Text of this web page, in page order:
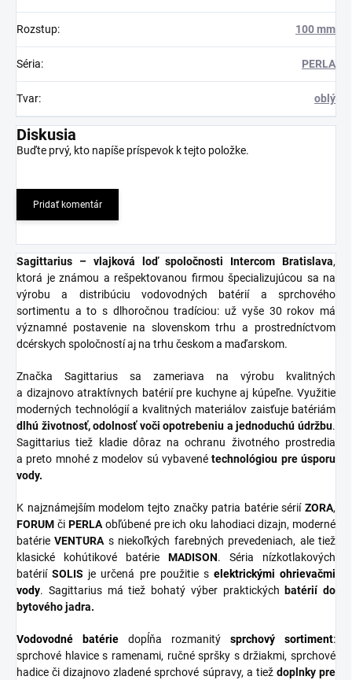
Rozstup: 100 mm
Séria: PERLA
Tvar: oblý
Diskusia
Buďte prvý, kto napíše príspevok k tejto položke.
Pridať komentár
Sagittarius – vlajková loď spoločnosti Intercom Bratislava,
ktorá je známou a rešpektovanou firmou špecializujúcou sa na
výrobu a distribúciu vodovodných batérií a sprchového
sortimentu a to s dlhoročnou tradíciou: už vyše 30 rokov má
významné postavenie na slovenskom trhu a prostredníctvom
dcérskych spoločností aj na trhu českom a maďarskom.
Značka Sagittarius sa zameriava na výrobu kvalitných
a dizajnovo atraktívnych batérií pre kuchyne aj kúpeľne. Využitie
moderných technológií a kvalitných materiálov zaisťuje batériám
dlhú životnosť, odolnosť voči opotrebeniu a jednoduchú údržbu.
Sagittarius tiež kladie dôraz na ochranu životného prostredia
a preto mnohé z modelov sú vybavenétechnológiou pre úsporu
vody.
K najznámejším modelom tejto značky patria batérie sérií ZORA,
FORUM či PERLAobľúbené pre ich oku lahodiaci dizajn, moderné
batérieVENTURAs niekoľkých farebných prevedeniach, ale tiež
klasické kohútikové batérie MADISON. Séria nízkotlakových
batériíSOLIS je určená pre použitie s elektrickými ohrievačmi
vody. Sagittarius má tiež bohatý výber praktických batérií do
bytového jadra.
Vodovodné batérie dopĺňa rozmanitý sprchový sortiment:
sprchové hlavice s ramenami, ručné spršky s držiakmi, sprchové
hadice či dizajnovo zladené sprchové súpravy, a tiež doplnky pre